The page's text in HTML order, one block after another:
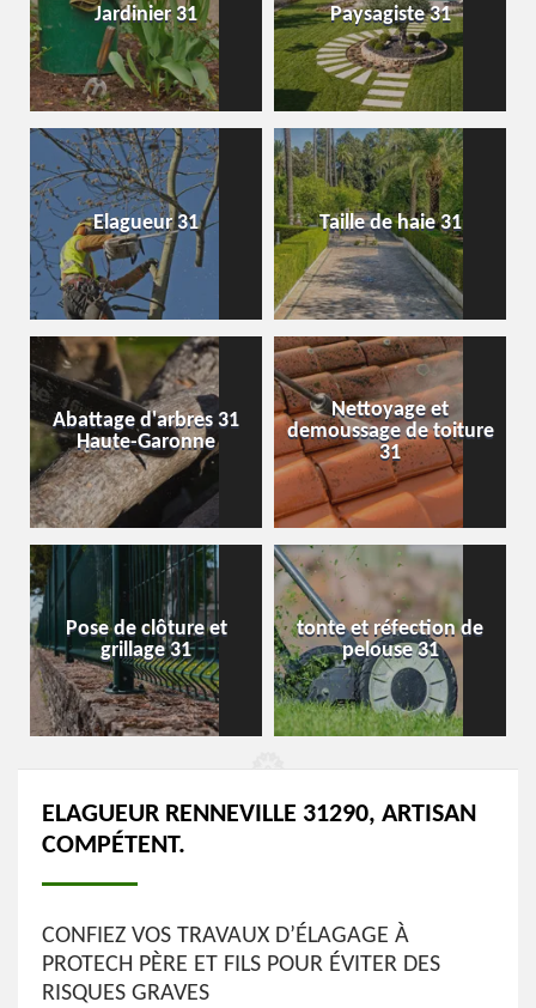
Jardinier 31 Paysagiste 31
Elagueur 31 Taille de haie 31
Abattage d'arbres 31
Haute-Garonne
Nettoyage et
demoussage de toiture
31
Pose de clôture et
grillage 31
tonte et réfection de
pelouse 31
ELAGUEUR RENNEVILLE 31290, ARTISAN
COMPÉTENT.
CONFIEZ VOS TRAVAUX D’ÉLAGAGE À
PROTECH PÈRE ET FILS POUR ÉVITER DES
RISQUES GRAVES